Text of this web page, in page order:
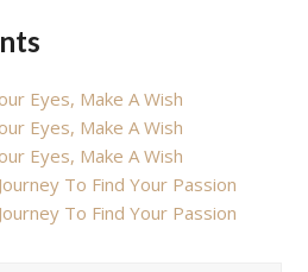
Eyes, Make A Wish
Eyes, Make A Wish
Eyes, Make A Wish
To Find Your Passion
To Find Your Passion